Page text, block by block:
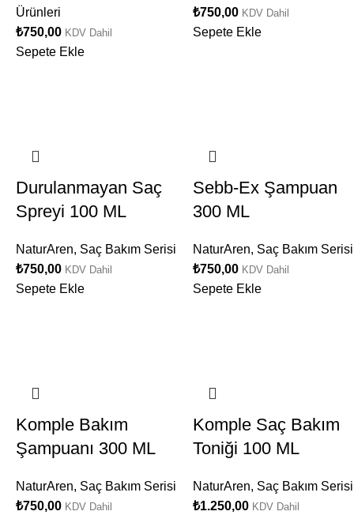
Ürünleri
₺750,00 KDV Dahil
Sepete Ekle
₺750,00 KDV Dahil
Sepete Ekle
Durulanmayan Saç
Spreyi 100 ML
NaturAren, Saç Bakım Serisi
₺750,00 KDV Dahil
Sepete Ekle
Sebb-Ex Şampuan
300 ML
NaturAren, Saç Bakım Serisi
₺750,00 KDV Dahil
Sepete Ekle
Komple Bakım
Şampuanı 300 ML
NaturAren, Saç Bakım Serisi
₺750,00 KDV Dahil
Komple Saç Bakım
Toniği 100 ML
NaturAren, Saç Bakım Serisi
₺1.250,00 KDV Dahil